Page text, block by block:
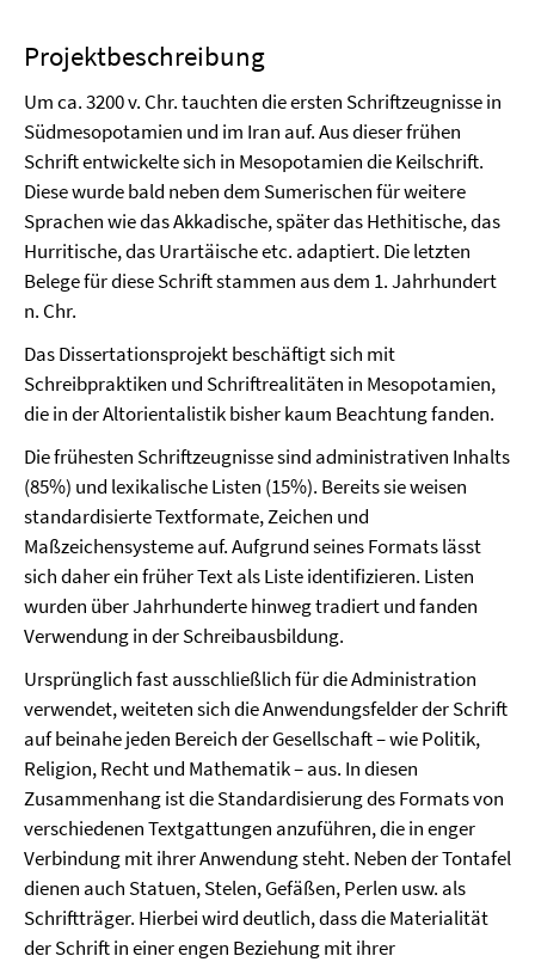
Projektbeschreibung
Um ca. 3200 v. Chr. tauchten die ersten Schriftzeugnissein
Südmesopotamien und im Iran auf. Aus dieser frühen
Schrift entwickelte sich in Mesopotamien die Keilschrift.
Diesewurde bald neben dem Sumerischen für weitere
Sprachen wie das Akkadische, später das Hethitische, das
Hurritische, das Urartäische etc. adaptiert. Die letzten
Belege für diese Schrift stammen aus dem 1. Jahrhundert
n. Chr.
Das Dissertationsprojekt beschäftigt sich mit
Schreibpraktiken und Schriftrealitäten in Mesopotamien,
die in der Altorientalistik bisher kaum Beachtung fanden.
Die frühesten Schriftzeugnissesind administrativen Inhalts
(85%) und lexikalische Listen (15%). Bereits sie weisen
standardisierte Textformate, Zeichen und
Maßzeichensysteme auf.Aufgrund seines Formats lässt
sich daher ein früher Text als Liste identifizieren. Listen
wurden über Jahrhunderte hinweg tradiert und fanden
Verwendung in der Schreibausbildung.
Ursprünglich fast ausschließlich für die Administration
verwendet, weitetensich die Anwendungsfelder der Schrift
auf beinahe jeden Bereich der Gesellschaft – wie Politik,
Religion, Recht und Mathematik – aus. In diesen
Zusammenhang ist die Standardisierung des Formats von
verschiedenen Textgattungen anzuführen, die in enger
Verbindung mit ihrer Anwendung steht. Neben der Tontafel
dienen auch Statuen, Stelen, Gefäßen, Perlen usw. als
Schriftträger. Hierbei wird deutlich, dass die Materialität
der Schrift in einer engen Beziehung mit ihrer